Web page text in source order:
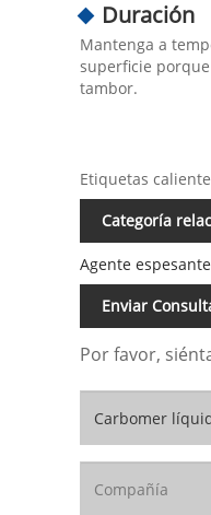
Duración
Mantenga a
superficie
tambor.
Etiquetas
Categoría
Agente
Enviar
Por favor,